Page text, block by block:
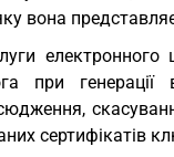
вона
при генерації
сертифікатів